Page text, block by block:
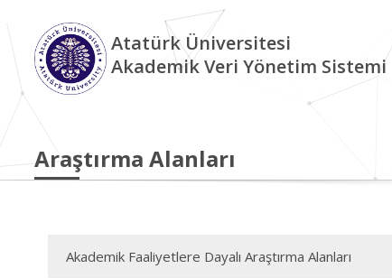
Atatürk Üniversitesi
Akademik Veri Yönetim Sistemi
Araştırma Alanları
Akademik Faaliyetlere Dayalı Araştırma Alanları